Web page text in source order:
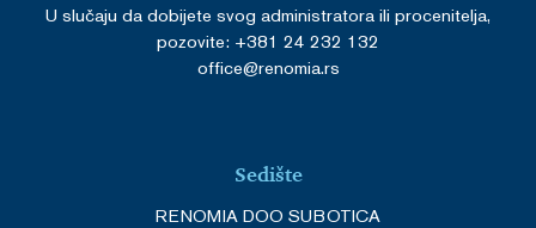
U slučaju da dobijete svog administratora ili procenitelja,
pozovite: +381 24 232 132
office@renomia.rs
Sedište
RENOMIA DOO SUBOTICA